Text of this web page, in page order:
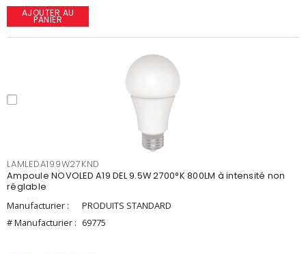
AJOUTER AU
PANIER
LAMLEDA199W27KND
Ampoule NOVOLED A19 DEL 9.5W 2700°K 800LM à intensité non
réglable
Manufacturier :
PRODUITS STANDARD
# Manufacturier : 69775